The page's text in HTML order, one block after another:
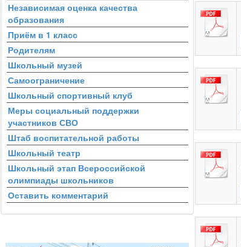
Независимая оценка качества
образования
Приём в 1 класс
Родителям
Школьный музей
Самоограничение
Школьный спортивный клуб
Меры социальный поддержки
участников СВО
Штаб воспитательной работы
Школьный театр
Школьный этап Всероссийской
олимпиады школьников
Оставить комментарий